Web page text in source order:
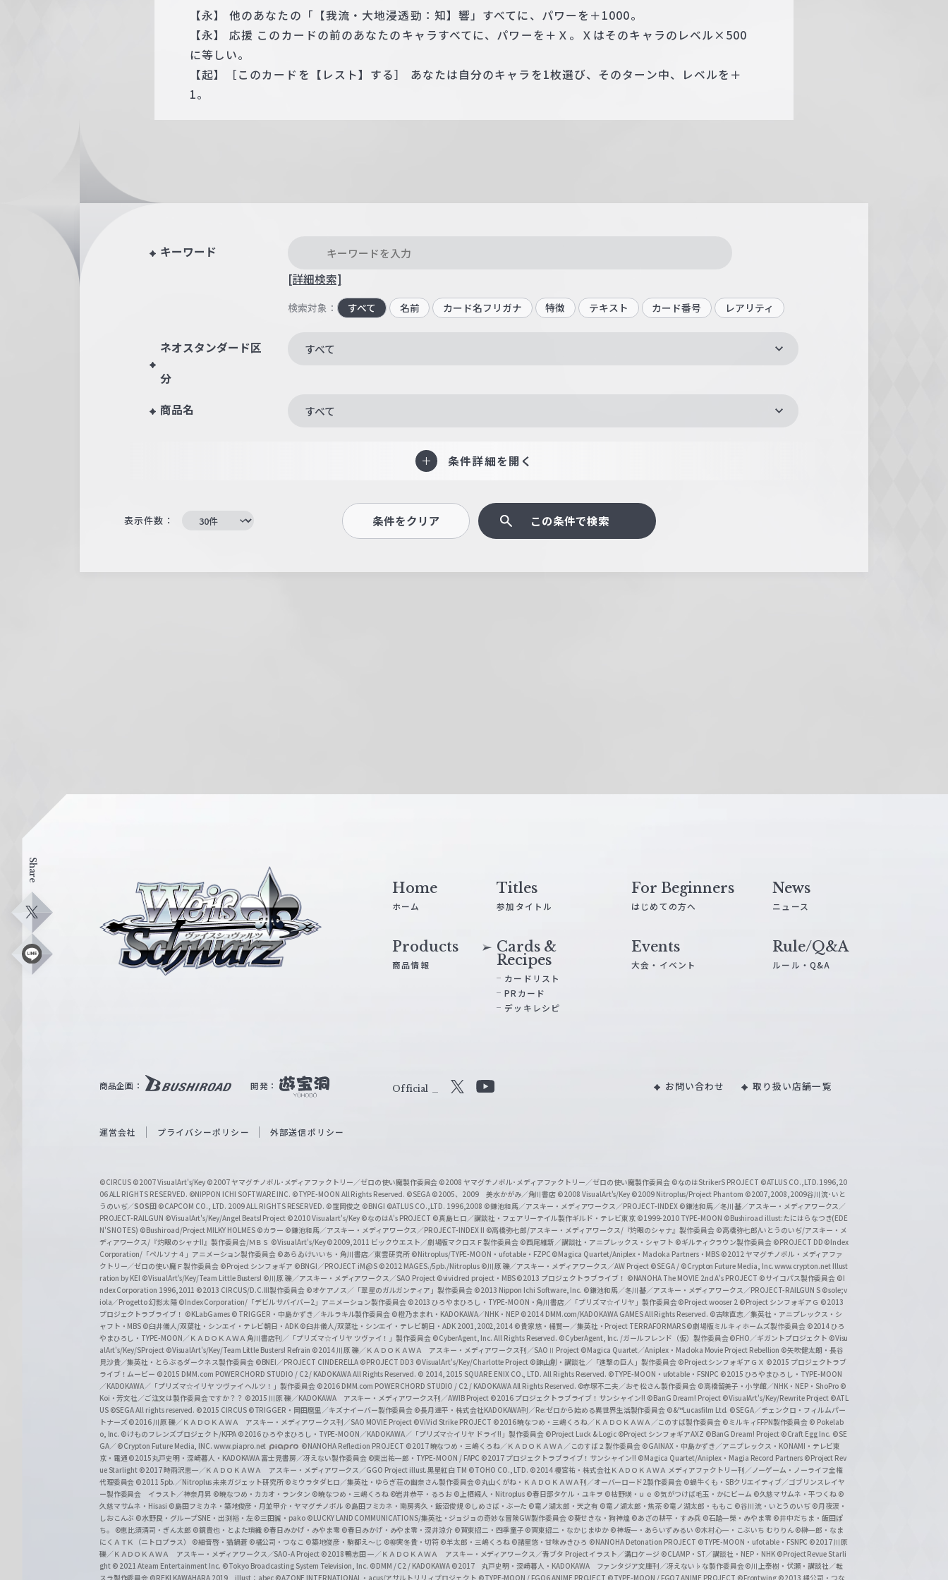
【永】 他のあなたの「【我流・大地浸透勁：知】響」すべてに、パワーを＋1000。
【永】 応援 このカードの前のあなたのキャラすべてに、パワーを＋Ｘ。Ｘはそのキャラのレベル×500
に等しい。
【起】［このカードを【レスト】する］ あなたは自分のキャラを1枚選び、そのターン中、レベルを＋
1。
キーワード
[詳細検索]
検索対象： すべて 名前 カード名フリガナ 特徴 テキスト カード番号 レアリティ
ネオスタンダード区
分
すべて
商品名 すべて
条件詳細を開く
表示件数： 条件をクリア この条件で検索
Share
X
L
ス
W
i
c
h
w
a
r
z
Home
ホーム
Titles
参加タイトル
For Beginners
はじめての方へ
News
ニュース
Products
商品情報
Cards &
Recipes
カードリスト
PRカード
デッキレシピ
Events
大会・イベント
Rule/Q&A
ルール・Q&A
商品企画： 開発： Official
Y
b
e
O
f
f
i
c
i
a
l
C
h
a
n
n
e
l
お問い合わせ 取り扱い店舗一覧
運営会社 プライバシーポリシー 外部送信ポリシー
©CIRCUS ©2007 VisualArt's/Key ©2007 ヤマグチノボル･メディアファクトリー／ゼロの使い魔製作委員会 ©2008 ヤマグチノボル･メディアファクトリー／ゼロの使い魔製作委員会 ©なのはStrikerS PROJECT ©ATLUS CO.,LTD.1996,20
06 ALL RIGHTS RESERVED. ©NIPPON ICHI SOFTWARE INC. ©TYPE-MOON All Rights Reserved. ©SEGA ©2005、2009 美水かがみ／角川書店 ©2008 VisualArt's/Key ©2009 Nitroplus/Project Phantom ©2007,2008,2009谷川流･いと
うのいぢ／SOS団 ©CAPCOM CO., LTD. 2009 ALL RIGHTS RESERVED. ©窪岡俊之 ©BNGI ©ATLUS CO.,LTD. 1996,2008 ©鎌池和馬／アスキー・メディアワークス／PROJECT-INDEX ©鎌池和馬／冬川基／アスキー・メディアワークス／
PROJECT-RAILGUN ©VisualArt's/Key/Angel Beats! Project ©2010 Visualart's/Key ©なのはA's PROJECT ©真島ヒロ／講談社・フェアリーテイル製作ギルド・テレビ東京 ©1999-2010 TYPE-MOON ©Bushiroad illust:たにはらなつき(EDE
N'S NOTES) ©Bushiroad/Project MILKY HOLMES ©カラー ©鎌池和馬／アスキー・メディアワークス／PROJECT-INDEX II ©高橋弥七郎/アスキー・メディアワークス/『灼眼のシャナ』製作委員会 ©高橋弥七郎/いとうのいぢ/アスキー・メ
ディアワークス/『灼眼のシャナII』製作委員会/ＭＢＳ ©VisualArt's/Key©2009,2011 ビックウエスト／劇場版マクロスＦ製作委員会 ©西尾維新／講談社・アニプレックス・シャフト ©ギルティクラウン製作委員会 ©PROJECT DD ©Index
Corporation/「ペルソナ４」アニメーション製作委員会 ©あらゐけいいち・角川書店／東雲研究所 ©Nitroplus/TYPE-MOON・ufotable・FZPC ©Magica Quartet/Aniplex・Madoka Partners・MBS ©2012 ヤマグチノボル・メディアファ
クトリー／ゼロの使い魔Ｆ製作委員会 ©Project シンフォギア ©BNGI／PROJECT iM@S ©2012 MAGES./5pb./Nitroplus ©川原 礫／アスキー・メディアワークス／AW Project ©SEGA / ©Crypton Future Media, Inc. www.crypton.net Illust
ration by KEI ©VisualArt's/Key/Team Little Busters! ©川原 礫／アスキー・メディアワークス／SAO Project ©vividred project・MBS ©2013 プロジェクトラブライブ！ ©NANOHA The MOVIE 2nd A's PROJECT ©サイコパス製作委員会 ©I
ndex Corporation 1996,2011 ©2013 CIRCUS/D.C.III製作委員会 ©オケアノス／「翠星のガルガンティア」製作委員会 ©2013 Nippon Ichi Software, Inc. ©鎌池和馬／冬川基／アスキー・メディアワークス／PROJECT-RAILGUN S ©sole;v
iola／Progetto 幻影太陽 ©Index Corporation/「デビルサバイバー2」アニメーション製作委員会 ©2013 ひろやまひろし・TYPE-MOON・角川書店／「プリズマ☆イリヤ」製作委員会©Project wooser 2 ©Project シンフォギアＧ ©2013
プロジェクトラブライブ！ ©KLabGames © TRIGGER・中島かずき／キルラキル製作委員会 ©橙乃ままれ・KADOKAWA／NHK・NEP ©2014 DMM.com/KADOKAWA GAMES All Rights Reserved. ©古味直志／集英社・アニプレックス・シ
ャフト・MBS ©臼井儀人/双葉社・シンエイ・テレビ朝日・ADK ©臼井儀人/双葉社・シンエイ・テレビ朝日・ADK 2001,2002,2014 ©貴家悠・橘賢一／集英社・Project TERRAFORMARS©劇場版ミルキィホームズ製作委員会 ©2014 ひろ
やまひろし・TYPE-MOON／ＫＡＤＯＫＡＷＡ 角川書店刊／「プリズマ☆イリヤ ツヴァイ！」製作委員会 ©CyberAgent, Inc. All Rights Reserved. ©CyberAgent, Inc. /ガールフレンド（仮）製作委員会©FHO／ギガントプロジェクト ©Visu
alArt's/Key/SProject ©VisualArt's/Key/Team Little Busters! Refrain ©2014 川原 礫／ＫＡＤＯＫＡＷＡ アスキー・メディアワークス刊／SAOⅡ Project ©Magica Quartet／Aniplex・Madoka Movie Project Rebellion ©矢吹健太朗・長谷
見沙貴／集英社・とらぶるダークネス製作委員会 ©BNEI／PROJECT CINDERELLA ©PROJECT DD3 ©VisualArt's/Key/Charlotte Project ©諫山創・講談社／「進撃の巨人」製作委員会 ©Project シンフォギアＧＸ ©2015 プロジェクトラブ
ライブ！ムービー ©2015 DMM.com POWERCHORD STUDIO / C2 / KADOKAWA All Rights Reserved. © 2014, 2015 SQUARE ENIX CO., LTD. All Rights Reserved. ©TYPE-MOON・ufotable・FSNPC ©2015 ひろやまひろし・TYPE-MOON
／KADOKAWA／「プリズマ☆イリヤ ツヴァイ ヘルツ！」製作委員会 ©2016 DMM.com POWERCHORD STUDIO / C2 / KADOKAWA All Rights Reserved. ©赤塚不二夫／おそ松さん製作委員会 ©高橋留美子・小学館／NHK・NEP・ShoPro ©
Koi・芳文社／ご注文は製作委員会ですか？？ ©2015 川原 礫／KADOKAWA アスキー・メディアワークス刊／AWIB Project ©2016 プロジェクトラブライブ！サンシャイン!! ©BanG Dream! Project ©VisualArt's/Key/Rewrite Project ©ATL
US ©SEGA All rights reserved. ©2015 CIRCUS ©TRIGGER・岡田麿里／キズナイーバー製作委員会 ©長月達平・株式会社KADOKAWA刊／Re:ゼロから始める異世界生活製作委員会 ©&™Lucasfilm Ltd. ©SEGA／チェンクロ・フィルムパー
トナーズ©2016 川原 礫／ＫＡＤＯＫＡＷＡ アスキー・メディアワークス刊／SAO MOVIE Project ©ViVid Strike PROJECT ©2016 暁なつめ・三嶋くろね／ＫＡＤＯＫＡＷＡ／このすば製作委員会 ©ミルキィFFPN製作委員会 © Pokelab
o, Inc. ©けものフレンズプロジェクト/KFPA ©2016 ひろやまひろし・TYPE-MOON／KADOKAWA／「プリズマ☆イリヤ ドライ!!」製作委員会 ©Project Luck & Logic ©Project シンフォギアAXZ ©BanG Dream! Project ©Craft Egg Inc. ©SE
GA／ ©Crypton Future Media, INC. www.piapro.net
©NANOHA Reflection PROJECT ©2017 暁なつめ・三嶋くろね／ＫＡＤＯＫＡＷＡ／このすば２製作委員会 ©GAINAX・中島かずき／アニプレックス・KONAMI・テレビ東
京・電通 ©2015丸戸史明・深崎暮人・KADOKAWA 富士見書房／冴えない製作委員会 ©東出祐一郎・TYPE-MOON / FAPC ©2017 プロジェクトラブライブ！サンシャイン!! ©Magica Quartet/Aniplex・Magia Record Partners ©Project Rev
ue Starlight ©2017 時雨沢恵一／ＫＡＤＯＫＡＷＡ アスキー・メディアワークス／GGO Project illust.黒星紅白 TM ©TOHO CO., LTD. ©2014 榎宮祐・株式会社ＫＡＤＯＫＡＷＡ メディアファクトリー刊／ノーゲーム・ノーライフ全権
代理委員会 ©2011 5pb.／Nitroplus 未来ガジェット研究所 ©ミウラタダヒロ／集英社・ゆらぎ荘の幽奈さん製作委員会©丸山くがね・ＫＡＤＯＫＡＷＡ刊／オーバーロード2製作委員会 ©蝸牛くも・SBクリエイティブ／ゴブリンスレイヤ
ー製作委員会 イラスト／神奈月昇 ©暁なつめ・カカオ・ランタン ©暁なつめ・三嶋くろね ©岩井恭平・るろお ©上栖綴人・Nitroplus ©春日部タケル・ユキヲ ©枯野瑛・ｕｅ ©気がつけば毛玉・かにビーム ©久慈マサムネ・平つくね ©
久慈マサムネ・Hisasi ©島田フミカネ・築地俊彦・月並甲介・ヤマグチノボル ©島田フミカネ・南房秀久・飯沼俊規 ©しめさば・ぶーた ©竜ノ湖太郎・天之有 ©竜ノ湖太郎・焦茶 ©竜ノ湖太郎・ももこ ©谷川流・いとうのいぢ ©月夜涙・
しおこんぶ ©水野良・グループSNE・出渕裕・左©三田誠・pako ©LUCKY LAND COMMUNICATIONS/集英社・ジョジョの奇妙な冒険GW製作委員会 ©葵せきな・狗神煌 ©あざの耕平・すみ兵 ©石踏一榮・みやま零 ©井中だちま・飯田ぽ
ち。
©恵比須清司・ぎん太郎 ©鏡貴也・とよた瑣織 ©春日みかげ・みやま零 ©春日みかげ・みやま零・深井涼介 ©賀東招二・四季童子 ©賀東招二・なかじまゆか ©神坂一・あらいずみるい ©木村心一・こぶいち むりりん ©榊一郎・なま
にくＡＴＫ（ニトロプラス） ©細音啓・猫鍋蒼 ©橘公司・つなこ ©築地俊彦・駒都え～じ ©柳実冬貴・切符 ©羊太郎・三嶋くろね ©諸星悠・甘味みきひろ ©NANOHA Detonation PROJECT ©TYPE-MOON・ufotable・FSNPC ©2017 川原
礫／ＫＡＤＯＫＡＷＡ アスキー・メディアワークス／SAO-A Project ©2018 鴨志田 一／ＫＡＤＯＫＡＷＡ アスキー・メディアワークス／青ブタ Project イラスト／溝口ケージ ©CLAMP・ST／講談社・NEP・NHK ©Project Revue Starli
ght © 2021 Ateam Entertainment Inc. ©Tokyo Broadcasting System Television, Inc. ©DMM / C2 / KADOKAWA ©2017 丸戸史明・深崎暮人・KADOKAWA ファンタジア文庫刊／冴えない♭な製作委員会©川上泰樹・伏瀬・講談社／転
スラ製作委員会 ©REKI KAWAHARA 2019 illust：abec ©AZONE INTERNATIONAL・acus/アサルトリリィプロジェクト ©TYPE-MOON / FGO6 ANIME PROJECT ©TYPE-MOON / FGO7 ANIME PROJECT ©Frontwing ©2013 橘公司・つな